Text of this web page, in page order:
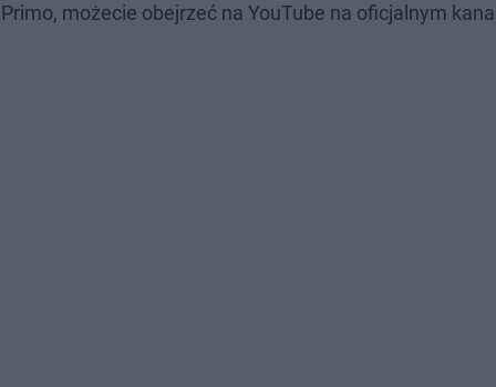
możecie obejrzeć na YouTube na oficjalnym